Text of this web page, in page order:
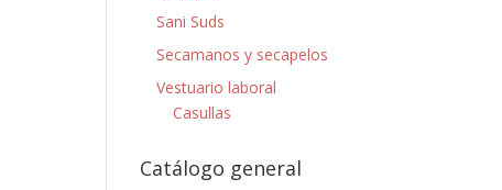
Sani Suds
Secamanos y secapelos
Vestuario laboral
Casullas
Catálogo general